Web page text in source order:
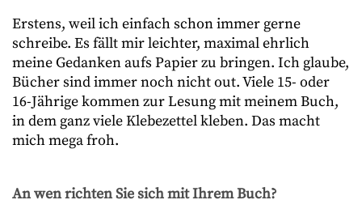
Erstens, weil ich einfach schon immer gerne
schreibe. Es fällt mir leichter, maximal ehrlich
meine Gedanken aufs Papier zu bringen. Ich glaube,
Bücher sind immer noch nicht out. Viele 15- oder
16-Jährige kommen zur Lesung mit meinem Buch,
in dem ganz viele Klebezettel kleben. Das macht
mich mega froh.
An wen richten Sie sich mit Ihrem Buch?